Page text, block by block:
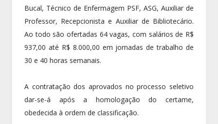
Bucal, Técnico de Enfermagem PSF, ASG, Auxiliar de
Professor, Recepcionista e Auxiliar de Bibliotecário.
Ao todo são ofertadas 64 vagas, com salários de R$
937,00 até R$ 8.000,00 em jornadas de trabalho de
30 e 40 horas semanais.
A contratação dos aprovados no processo seletivo
dar-se-á após a homologação do certame,
obedecida à ordem de classificação.